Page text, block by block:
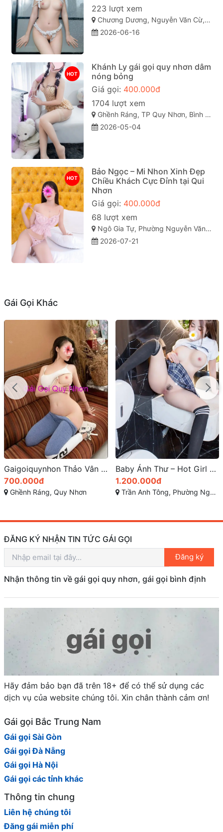
223 lượt xem
Chương Dương, Nguyễn Văn Cừ, TP Quy Nhơn
2026-06-16
HOT
Khánh Ly gái gọi quy nhơn dâm
nóng bỏng
Giá gọi: 400.000đ
1704 lượt xem
Ghềnh Ráng, TP Quy Nhơn, Bình Định
2026-05-04
HOT
Bảo Ngọc – Mi Nhon Xinh Đẹp
Chiều Khách Cực Đỉnh tại Qui
Nhơn
Giá gọi: 400.000đ
68 lượt xem
Ngô Gia Tự, Phường Nguyễn Văn Cừ, Thành phố Quy Nhơn, Tỉnh Bình Định
2026-07-21
Gái Gọi Khác
Baby Ánh Thư – Hot Girl 2K Gái Gọi Trần Anh Tông Quy Nhơn Thân Hình Bốc Lửa
1.200.000đ
Trần Anh Tông, Phường Nguyễn Văn Cừ, Thành phố Quy Nhơn, Tỉnh Bình Định
Thuỳ Linh Với thân hình quyến rũ thu hút mọi ánh nhìn
300.000đ
Ngô Mây, Quy Nhơn, Bình Định
ĐĂNG KÝ NHẬN TIN TỨC GÁI GỌI
Đăng ký
Nhận thông tin về gái gọi quy nhơn, gái gọi bình định
Hãy đảm bảo bạn đã trên 18+ để có thể sử dụng các
dịch vụ của website chúng tôi. Xin chân thành cảm ơn!
Gái gọi Bắc Trung Nam
Gái gọi Sài Gòn
Gái gọi Đà Nẵng
Gái gọi Hà Nội
Gái gọi các tỉnh khác
Thông tin chung
Liên hệ chúng tôi
Đăng gái miễn phí